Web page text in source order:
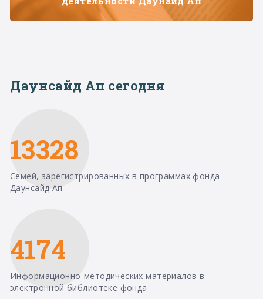
Даунсайд Ап сегодня
13328
Семей, зарегистрированных в программах фонда
Даунсайд Ап
4174
Информационно-методических материалов в
электронной библиотеке фонда